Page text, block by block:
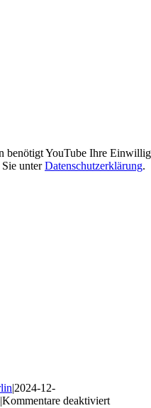
benötigt YouTube Ihre
unterDatenschutzerklärung.
|2024-12-
|Kommentare deaktiviertfür